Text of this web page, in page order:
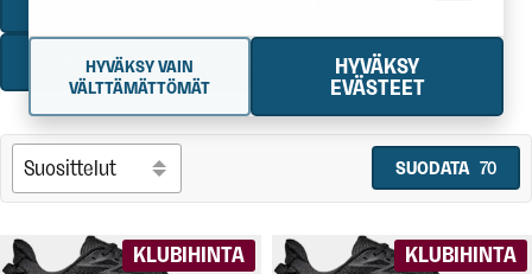
KENGÄT VARUSTEET
SUODATA 70
KLUBIHINTA KLUBIHINTA
HYVÄKSY
EVÄSTEET
HYVÄKSY VAIN
VÄLTTÄMÄTTÖMÄT